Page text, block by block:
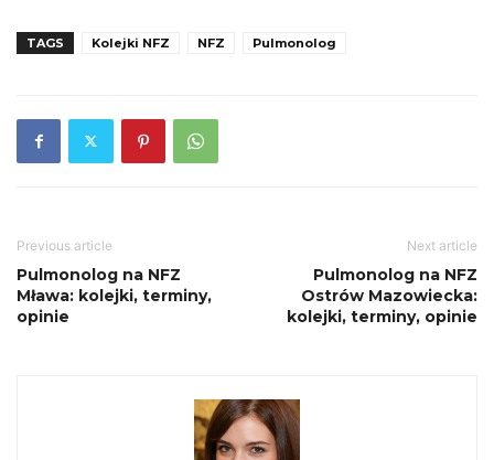
TAGS Kolejki NFZ NFZ Pulmonolog
Previous article
Pulmonolog na NFZ
Mława: kolejki, terminy,
opinie
Next article
Pulmonolog na NFZ
Ostrów Mazowiecka:
kolejki, terminy, opinie